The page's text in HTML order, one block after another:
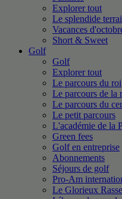
Explorer tout
Le splendide
Vacances
Short & Sweet
Golf
Golf
Explorer tout
Le parcours du roi
Le parcours de la
Le parcours du
Le petit parcours
L'académie de la
Green fees
Golf en entreprise
Abonnements
Séjours de golf
Pro-Am
Le Glorieux